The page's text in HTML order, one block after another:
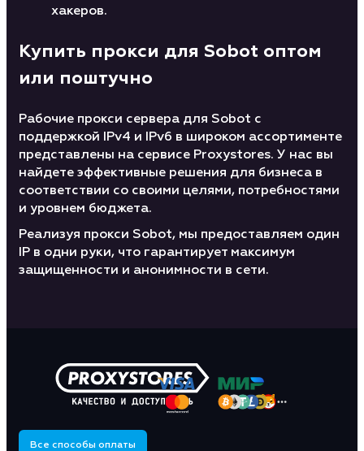
хакеров.
Купить прокси для Sobot оптом
или поштучно
Рабочие прокси сервера для Sobot с
поддержкой IPv4 и IPv6 в широком ассортименте
представлены на сервисе Proxystores. У нас вы
найдете эффективные решения для бизнеса в
соответствии со своими целями, потребностями
и уровнем бюджета.
Реализуя прокси Sobot, мы предоставляем один
IP в одни руки, что гарантирует максимум
защищенности и анонимности в сети.
Все способы оплаты